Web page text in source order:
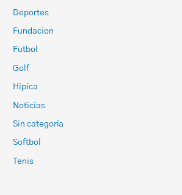
Deportes
Fundacion
Futbol
Golf
Hipica
Noticias
Sin categoría
Softbol
Tenis